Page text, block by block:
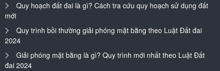
Quy hoạch đất đai là gì? Cách tra cứu quy hoạch sử dụng đất
mới
Quy trình bồi thường giải phóng mặt bằng theo Luật Đất đai
2024
Giải phóng mặt bằng là gì? Quy trình mới nhất theo Luật Đất
đai 2024